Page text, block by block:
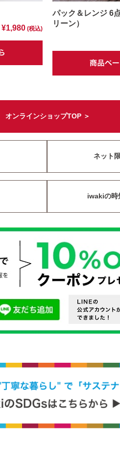
¥1,980 (税込)
パック＆レンジ 6
リーン）
オンラインショップTOP ＞
ネット
iwakiの時